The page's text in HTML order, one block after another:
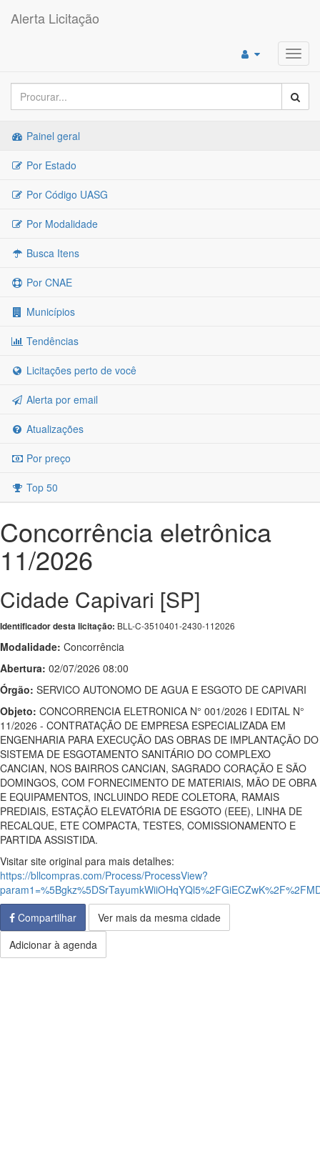
Alerta Licitação
Painel geral
Por Estado
Por Código UASG
Por Modalidade
Busca Itens
Por CNAE
Municípios
Tendências
Licitações perto de você
Alerta por email
Atualizações
Por preço
Top 50
Concorrência eletrônica
11/2026
Cidade Capivari [SP]
Identificador desta licitação: BLL-C-3510401-2430-112026
Modalidade: Concorrência
Abertura: 02/07/2026 08:00
Órgão: SERVICO AUTONOMO DE AGUA E ESGOTO DE CAPIVARI
Objeto: CONCORRENCIA ELETRONICA N° 001/2026 I EDITAL N°
11/2026 - CONTRATAÇÃO DE EMPRESA ESPECIALIZADA EM
ENGENHARIA PARA EXECUÇÃO DAS OBRAS DE IMPLANTAÇÃO DO
SISTEMA DE ESGOTAMENTO SANITÁRIO DO COMPLEXO
CANCIAN, NOS BAIRROS CANCIAN, SAGRADO CORAÇÃO E SÃO
DOMINGOS, COM FORNECIMENTO DE MATERIAIS, MÃO DE OBRA
E EQUIPAMENTOS, INCLUINDO REDE COLETORA, RAMAIS
PREDIAIS, ESTAÇÃO ELEVATÓRIA DE ESGOTO (EEE), LINHA DE
RECALQUE, ETE COMPACTA, TESTES, COMISSIONAMENTO E
PARTIDA ASSISTIDA.
Visitar site original para mais detalhes:
https://bllcompras.com/Process/ProcessView?
Compartilhar
Ver mais da mesma cidade
Adicionar à agenda